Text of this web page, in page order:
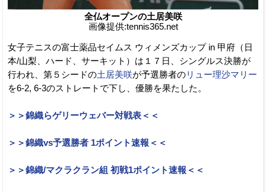
全仏オープンの土居美咲
画像提供:tennis365.net
女子テニスの富士薬品セイムス ウィメンズカップ in 甲府（日
本/山梨、ハード、サーキット）は１７日、シングルス決勝が
行われ、第５シードの土居美咲が予選勝者のリュー理沙マリー
を6-2, 6-3のストレートで下し、優勝を果たした。
＞＞錦織らゲリーウェバー対戦表＜＜
＞＞錦織vs予選勝者 1ポイント速報＜＜
＞＞錦織/マクラクラン組 初戦1ポイント速報＜＜